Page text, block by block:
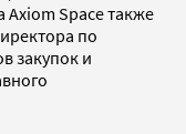
Axiom Space также
по
закупок и